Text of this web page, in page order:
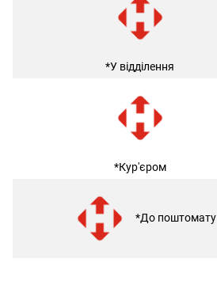
*У відділення
*Кур'єром
*До поштомату